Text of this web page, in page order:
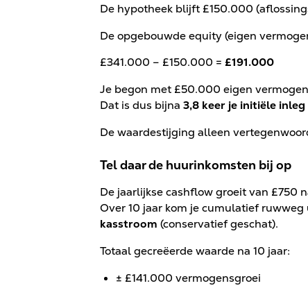
De hypotheek blijft £150.000
De opgebouwde equity (eigen
£341.000 – £150.000 = £191.000
Je begon met £50.000 eigen
Dat is dus bijna 3,8 keer je initiële inleg
De waardestijging alleen
Tel daar de huurinkomsten bij op
De jaarlijkse cashflow groeit van £750
Over 10 jaar kom je cumulatief ruwweg
kasstroom (conservatief geschat).
Totaal gecreëerde waarde na 10 jaar:
± £141.000 vermogensgroei